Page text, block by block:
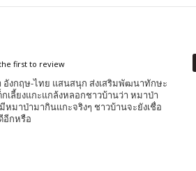
first to review
งกฤษ-ไทย แสนสนุก ส่งเสริมพัฒนาทักษะ
กเลี้ยงแกะแกล้งหลอกชาวบ้านว่า หมาป่า
มาป่ามากินแกะจริงๆ ชาวบ้านจะยังเชื่อ
อีกหรือ